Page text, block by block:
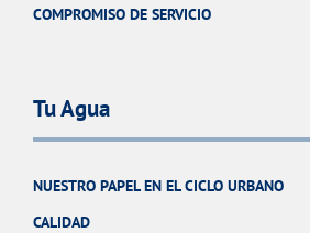
COMPROMISO DE SERVICIO
Tu Agua
NUESTRO PAPEL EN EL CICLO URBANO
CALIDAD